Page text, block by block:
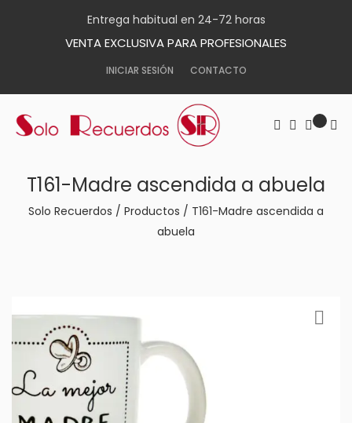
Entrega habitual en 24-72 horas
VENTA EXCLUSIVA PARA PROFESIONALES
INICIAR SESIÓN CONTACTO
T161-Madre ascendida a abuela
Solo Recuerdos / Productos / T161-Madre ascendida a
abuela